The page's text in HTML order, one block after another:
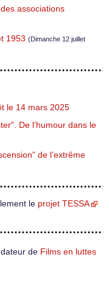
associations
1953 (Dimanche 12 juillet
le 14 mars 2025
De l’humour dans le
de l’extrême
le projet TESSA
de Films en luttes